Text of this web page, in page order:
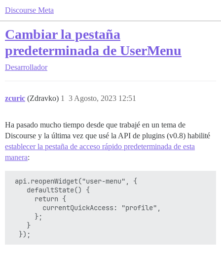
Discourse Meta
Cambiar la pestaña
predeterminada de UserMenu
Desarrollador
zcuric (Zdravko) 3 Agosto, 2023 12:51
1
Ha pasado mucho tiempo desde que trabajé en un tema de
Discourse y la última vez que usé la API de plugins (v0.8) habilité
establecer la pestaña de acceso rápido predeterminada de esta
manera:
api.reopenWidget("user-menu", {
    defaultState() {
      return {
        currentQuickAccess: "profile",
      };
    }